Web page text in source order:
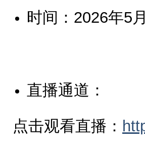
时间：2026年5
直播通道：
点击观看直播：